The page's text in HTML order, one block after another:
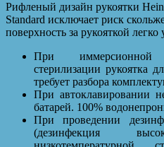
Рифленый дизайн рукоятки
Standard исключает риск
поверхность за рукояткой легко
При иммерсионной
стерилизации рукоятка
требует разбора
При автоклавировании
батарей. 100%
При проведении
(дезинфекция